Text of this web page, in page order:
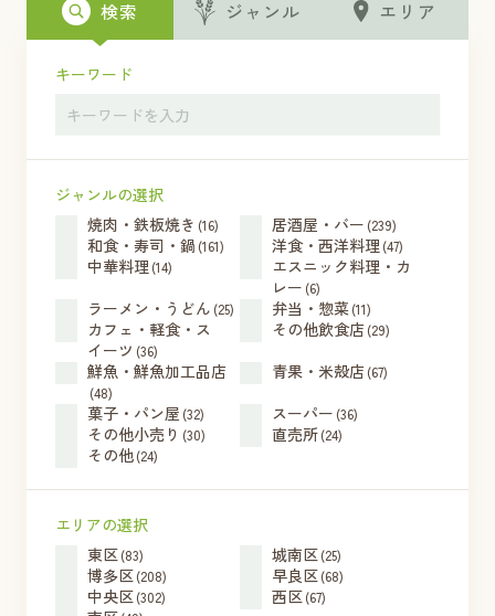
検索 ジャンル エリア
キーワード
ジャンルの選択
焼肉・鉄板焼き (16) 居酒屋・バー (239)
和食・寿司・鍋 (161) 洋食・西洋料理 (47)
中華料理 (14)
エスニック料理・カ
レー (6)
ラーメン・うどん (25) 弁当・惣菜(11)
カフェ・軽食・ス
イーツ (36)
その他飲食店(29)
鮮魚・鮮魚加工品店
(48)
青果・米殻店(67)
菓子・パン屋 (32) スーパー (36)
その他小売り (30) 直売所(24)
その他(24)
エリアの選択
東区(83) 城南区(25)
博多区(208) 早良区(68)
中央区(302) 西区(67)